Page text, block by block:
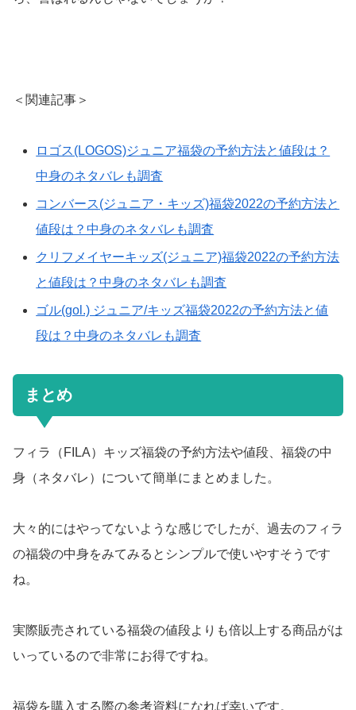
＜関連記事＞
ロゴス(LOGOS)ジュニア福袋の予約方法と値段は？
中身のネタバレも調査
コンバース(ジュニア・キッズ)福袋2022の予約方法と
値段は？中身のネタバレも調査
クリフメイヤーキッズ(ジュニア)福袋2022の予約方法
と値段は？中身のネタバレも調査
ゴル(gol.) ジュニア/キッズ福袋2022の予約方法と値
段は？中身のネタバレも調査
まとめ
フィラ（FILA）キッズ福袋の予約方法や値段、福袋の中
身（ネタバレ）について簡単にまとめました。
大々的にはやってないような感じでしたが、過去のフィラ
の福袋の中身をみてみるとシンプルで使いやすそうです
ね。
実際販売されている福袋の値段よりも倍以上する商品がは
いっているので非常にお得ですね。
福袋を購入する際の参考資料になれば幸いです。